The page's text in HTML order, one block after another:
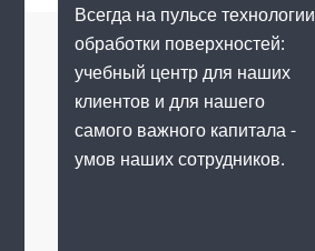
Всегда на пульсе технологии
обработки поверхностей:
учебный центр для наших
клиентов и для нашего
самого важного капитала -
умов наших сотрудников.